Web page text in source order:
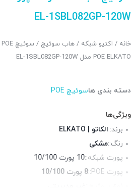
EL-1SBL082GP-120W
خانه / اکتیو شبکه / هاب سوئیچ / سوئیچ POE
POE ELKATO مدل EL-1SBL082GP-120W
دسته بندی هاسوئیچ POE
ویژگی‌ها
برند::الکاتو | ELKATO
رنگ::مشکی
پورت شبکه::10 پورت 10/100
پورت POE::
8 پورت 10/100